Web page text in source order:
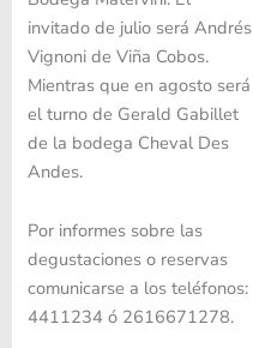
invitado de julio será Andrés
Vignoni de Viña Cobos.
Mientras que en agosto será
el turno de Gerald Gabillet
de la bodega Cheval Des
Andes.
Por informes sobre las
degustaciones o reservas
comunicarse a los teléfonos:
4411234 ó 2616671278.